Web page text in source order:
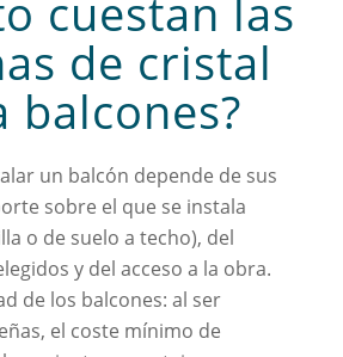
cuestan las
de cristal
balcones?
un balcón depende de sus
sobre el que se instala
o de suelo a techo), del
y del acceso a la obra.
de los balcones: al ser
el coste mínimo de